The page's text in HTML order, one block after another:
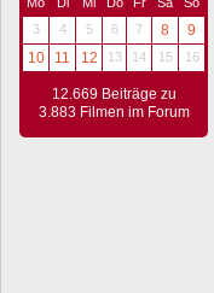
3
4 5 6 7 8
9
10
11 12 13 14 15 16
12.669 Beiträge zu
3.883 Filmen im Forum